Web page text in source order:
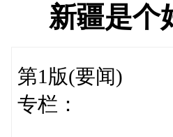
新疆是
第1版(要闻)
专栏：